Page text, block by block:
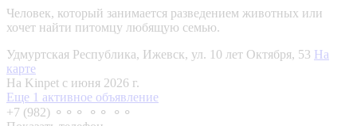
Человек, который занимается разведением животных или
хочет найти питомцу любящую семью.
Удмуртская Республика, Ижевск, ул. 10 лет Октября, 53 На
карте
На Kinpet c июня 2026 г.
Еще 1 активное объявление
+7 (982) ⚬⚬⚬ ⚬⚬ ⚬⚬